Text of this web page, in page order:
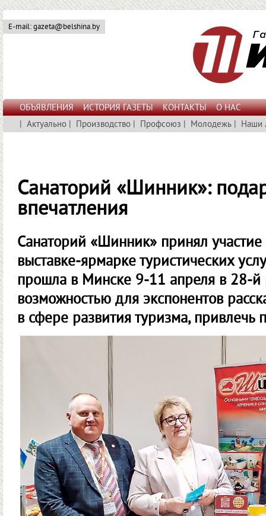
E-mail: gazeta@belshina.by
ОБЪЯВЛЕНИЯ ИСТОРИЯ ГАЗЕТЫ КОНТАКТЫ
О НАС
| Актуально | Производство | Профсоюз | Молодежь | Наши
Санаторий «Шинник»:
впечатления
Санаторий «Шинник» принял
выставке-ярмарке туристических
прошла в Минске 9-11 апреля в 28-й
возможностью для экспонентов
в сфере развития туризма, привлечь